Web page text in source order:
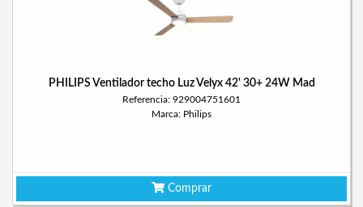
PHILIPS Ventilador techo Luz Velyx 42' 30+ 24W Mad
Referencia: 929004751601
Marca: Philips
Comprar